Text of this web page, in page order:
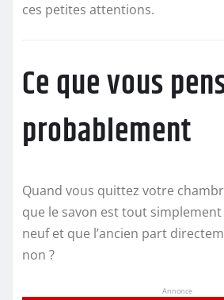
ces petites attentions.
Ce que vous
probablement
Quand vous quittez votre
que le savon est tout
neuf et que l’ancien part
non ?
Annonce